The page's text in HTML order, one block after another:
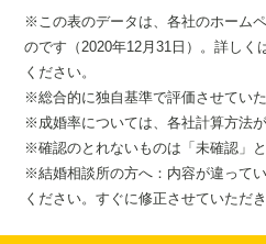
(初回活動月の月会費は無料)
【お見合い料(税込)】
女性 8,800円
【成婚料(税込)】
220,000円
【月会費(税込)】
6,600円
(入会月の月会費は無料)
【お見合い料(税込)】
男女共に 8,800円
【成婚料(税込)】
20歳～29歳
27,500円
<事務手数料5,500円 + 登録料22,000
30歳～39歳
27,500円
<事務手数料5,500円 + 登録料22,000
※年齢により異なる。
【入会時(税込)】
男性会員
90,000円
<入会金70,000 円 + 事務手数料
女性会員
85,000円
<入会金70,000 円 + 事務手数料
＞＞ ブライダル・ワンステップ
公式ホームページはこちら
【入会時(税込)】
未確認
【月会費(税込)】
未確認
＞＞ Cherie（結婚相談所シェリ
公式ホームページはこちら
【入会時(税込)】
エントリーコース
＞＞ 日本海マリエ
公式ホームページはこちら
＞＞ 婚活サロン Applause（アプ
公式ホームページはこちら
※この表のデータは、各社のホーム
のです（2020年12月31日）。詳しく
ください。
※総合的に独自基準で評価させていた
※成婚率については、各社計算方法
※確認のとれないものは「未確認」と
※結婚相談所の方へ：内容が違って
ください。すぐに修正させていただき